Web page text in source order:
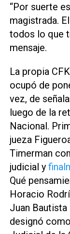
“Por suerte
magistrada.
todos lo que
mensaje.
La propia
ocupó de
vez, de
luego de la
Nacional.
jueza
Timerman
judicial y
Qué
Horacio
Juan
designó